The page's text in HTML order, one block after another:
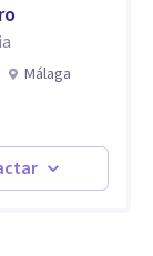
Málaga